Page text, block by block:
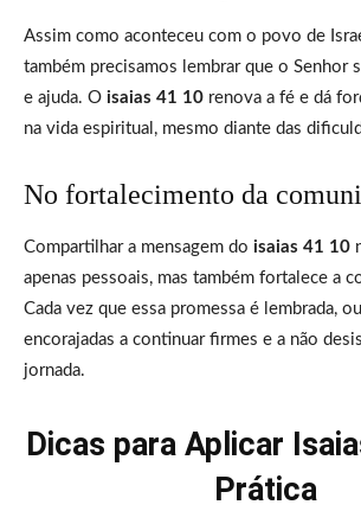
Assim como aconteceu com o povo de
também precisamos lembrar que o Senhor
e ajuda. O isaias 41 10 renova a fé e dá
na vida espiritual, mesmo diante das
No fortalecimento da
Compartilhar a mensagem do isaias 41 10
apenas pessoais, mas também fortalece a
Cada vez que essa promessa é lembrada,
encorajadas a continuar firmes e a não
jornada.
Dicas para Aplicar
Prática